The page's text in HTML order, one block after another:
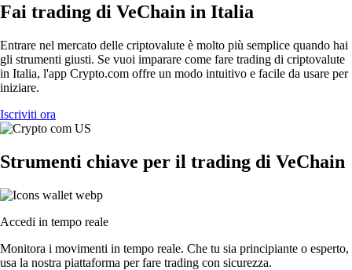
Fai trading di VeChain in Italia
Entrare nel mercato delle criptovalute è molto più semplice quando hai
gli strumenti giusti. Se vuoi imparare come fare trading di criptovalute
in Italia, l'app Crypto.com offre un modo intuitivo e facile da usare per
iniziare.
Iscriviti ora
Strumenti chiave per il trading di VeChain
Accedi in tempo reale
Monitora i movimenti in tempo reale. Che tu sia principiante o esperto,
usa la nostra piattaforma per fare trading con sicurezza.